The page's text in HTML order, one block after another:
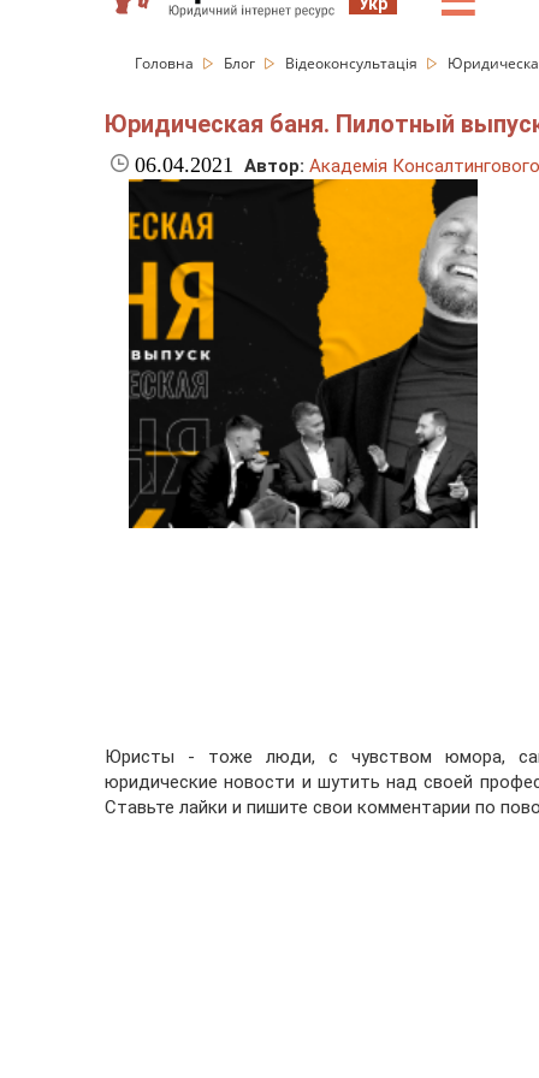
Головна Блог Відеоконсультація
Юридическая баня. Пилотный
06.04.2021 Автор: Академія
Юристы - тоже люди, с чувством юмора,
юридические новости и шутить над своей
Ставьте лайки и пишите свои комментарии по